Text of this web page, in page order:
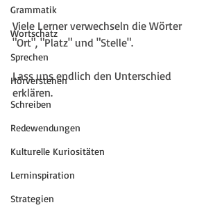
Grammatik
Wortschatz
Sprechen
Hörverstehen
Schreiben
Redewendungen
Kulturelle Kuriositäten
Lerninspiration
Strategien
Viele Lerner verwechseln die Wörter
"Ort", "Platz" und "Stelle".
Lass uns endlich den Unterschied
erklären.